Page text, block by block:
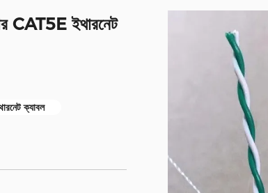
CAT5E ইথারনেট
ক্যাবল